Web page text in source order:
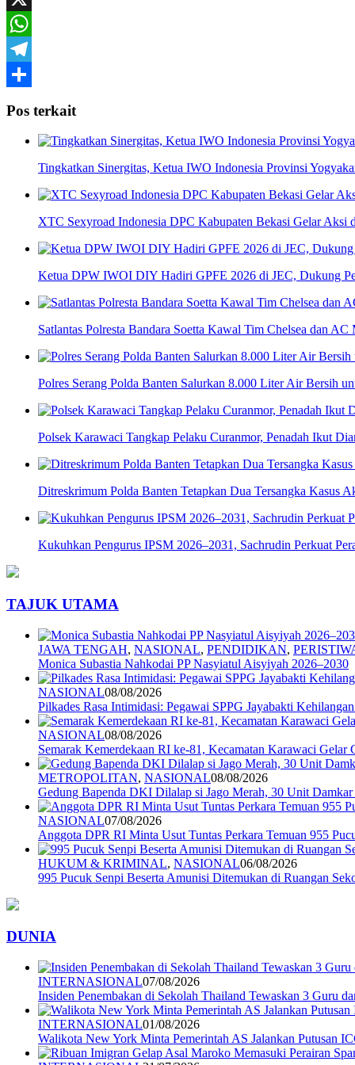
X
WhatsApp
Telegram
Pos terkait
Tingkatkan Sinergitas, Ketua IWO Indonesia Provinsi
XTC Sexyroad Indonesia DPC Kabupaten Bekasi Gelar
Ketua DPW IWOI DIY Hadiri GPFE 2026 di JEC, Dukung
Satlantas Polresta Bandara Soetta Kawal Tim Chelsea dan
Polres Serang Polda Banten Salurkan 8.000 Liter Air Bersih
Polsek Karawaci Tangkap Pelaku Curanmor, Penadah Ikut
Ditreskrimum Polda Banten Tetapkan Dua Tersangka Kasus
Kukuhkan Pengurus IPSM 2026–2031, Sachrudin Perkuat
TAJUK UTAMA
JAWA TENGAH, NASIONAL, PENDIDIKAN,
Monica Subastia Nahkodai PP Nasyiatul Aisyiyah 2026–2030
NASIONAL08/08/2026
Pilkades Rasa Intimidasi: Pegawai SPPG Jayabakti
NASIONAL08/08/2026
Semarak Kemerdekaan RI ke-81, Kecamatan Karawaci Gelar
METROPOLITAN, NASIONAL08/08/2026
Gedung Bapenda DKI Dilalap si Jago Merah, 30 Unit
NASIONAL07/08/2026
Anggota DPR RI Minta Usut Tuntas Perkara Temuan 955
HUKUM & KRIMINAL, NASIONAL06/08/2026
995 Pucuk Senpi Beserta Amunisi Ditemukan di Ruangan
DUNIA
INTERNASIONAL07/08/2026
Insiden Penembakan di Sekolah Thailand Tewaskan 3 Guru
INTERNASIONAL01/08/2026
Walikota New York Minta Pemerintah AS Jalankan Putusan